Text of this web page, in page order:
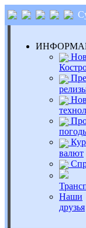
валют
Наши
друзья